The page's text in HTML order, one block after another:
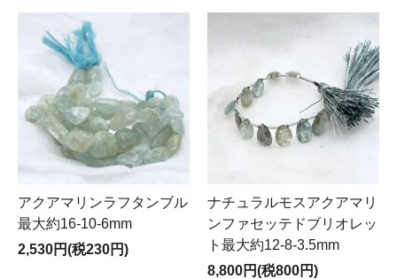
アクアマリンラフタンブル
最大約16-10-6mm
2,530円(税230円)
ナチュラルモスアクアマリ
ンファセッテドブリオレッ
ト最大約12-8-3.5mm
8,800円(税800円)